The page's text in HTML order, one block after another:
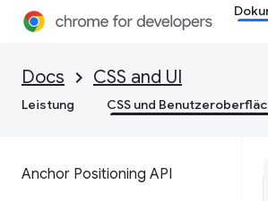
Docs CSS and UI
Leistung CSS und
Anchor Positioning API